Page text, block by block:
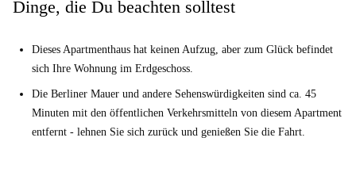
Deine Top 3 Gründe um hier zu leben:
Schlafzimmer aus.
Sie haben ein modernes Badezimmer mit Badewanne und Dusche -
Schaumbad, jemand?
Mit den öffentlichen Verkehrsmitteln erreichen Sie den Zoo und den
Rosengarten im Tiergarten Berlin in weniger als 20 Minuten.
Dinge, die Du beachten solltest
Dieses Apartmenthaus hat keinen Aufzug, aber zum Glück befindet
sich Ihre Wohnung im Erdgeschoss.
Die Berliner Mauer und andere Sehenswürdigkeiten sind ca. 45
Minuten mit den öffentlichen Verkehrsmitteln von diesem Apartment
entfernt - lehnen Sie sich zurück und genießen Sie die Fahrt.